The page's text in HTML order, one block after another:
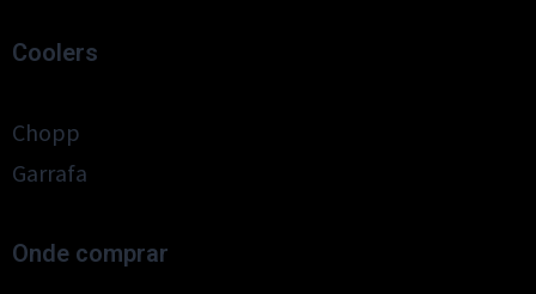
Coolers
Chopp
Garrafa
Onde comprar